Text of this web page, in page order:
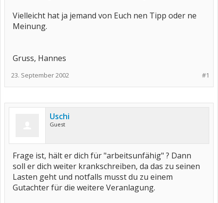
Vielleicht hat ja jemand von Euch nen Tipp oder ne
Meinung.
Gruss, Hannes
#1
23. September 2002
Uschi
Guest
Frage ist, hält er dich für "arbeitsunfähig" ? Dann
soll er dich weiter krankschreiben, da das zu seinen
Lasten geht und notfalls musst du zu einem
Gutachter für die weitere Veranlagung.